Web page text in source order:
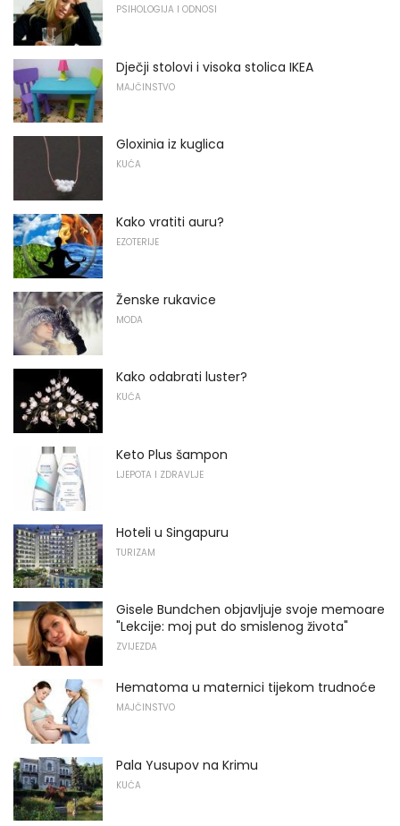
PSIHOLOGIJA I ODNOSI
Dječji stolovi i visoka stolica IKEA
MAJČINSTVO
Gloxinia iz kuglica
KUĆA
Kako vratiti auru?
EZOTERIJE
Ženske rukavice
MODA
Kako odabrati luster?
KUĆA
Keto Plus šampon
LJEPOTA I ZDRAVLJE
Hoteli u Singapuru
TURIZAM
Gisele Bundchen objavljuje svoje memoare
"Lekcije: moj put do smislenog života"
ZVIJEZDA
Hematoma u maternici tijekom trudnoće
MAJČINSTVO
Pala Yusupov na Krimu
KUĆA